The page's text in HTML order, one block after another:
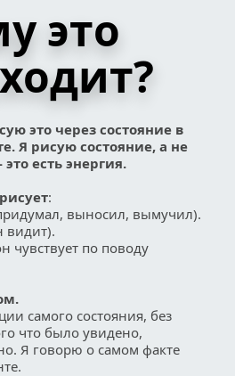
это
это через состояние в
Я рисую состояние, а не
есть энергия.
:
выносил, вымучил).
видит).
чувствует по поводу
самого состояния, без
что было увидено,
Я говорю о самом факте